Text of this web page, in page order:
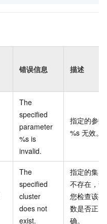
错误信息 描述
The
specified
parameter
%s is
invalid.
指定的参数
%s 无效。
The
specified
cluster
does not
exist.
指定的集群
不存在，请
您检查该参
数是否正
确。